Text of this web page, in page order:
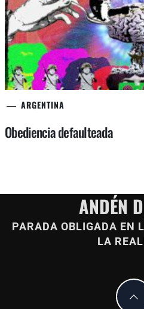
ARGENTINA
Obediencia defaulteada
ANDÉN
PARADA OBLIGADA EN
LA